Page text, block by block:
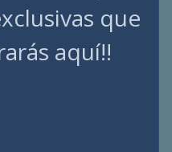
que
aquí!!